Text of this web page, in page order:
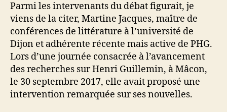
Parmi les intervenants du débat figurait, je
viens de la citer, Martine Jacques, maître de
conférences de littérature à l’université de
Dijon et adhérente récente mais active de PHG.
Lors d’une journée consacrée à l’avancement
des recherches sur Henri Guillemin, à Mâcon,
le 30 septembre 2017, elle avait proposé une
intervention remarquée sur ses nouvelles.